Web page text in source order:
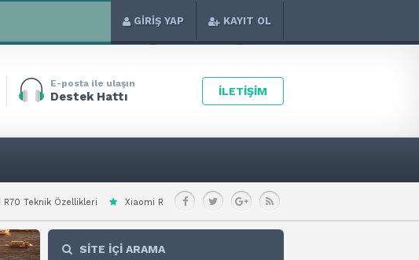
GİRİŞ YAP KAYIT OL
E-posta ile ulaşın
Destek Hattı İLETİŞİM
Xiaomi Redmi Note 15 Special Teknik Özellikleri Xiaomi Redmi A7 Pro 4G Teknik
SİTE İÇİ ARAMA